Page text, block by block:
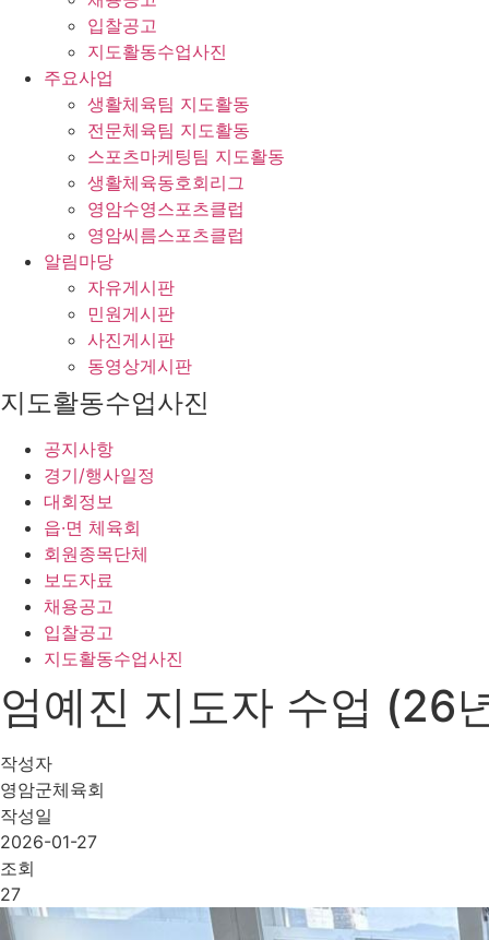
입찰공고
지도활동수업사진
주요사업
생활체육팀 지도활동
전문체육팀 지도활동
스포츠마케팅팀 지도활동
생활체육동호회리그
영암수영스포츠클럽
영암씨름스포츠클럽
알림마당
자유게시판
민원게시판
사진게시판
동영상게시판
지도활동수업사진
공지사항
경기/행사일정
대회정보
읍·면 체육회
회원종목단체
보도자료
채용공고
입찰공고
지도활동수업사진
엄예진 지도자 수업 (26
작성자
영암군체육회
작성일
2026-01-27
조회
27